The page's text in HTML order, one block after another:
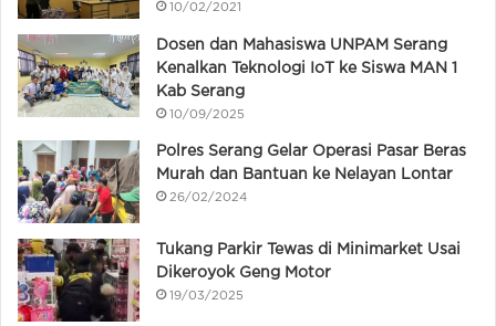
10/02/2021
Dosen dan Mahasiswa UNPAM Serang
Kenalkan Teknologi IoT ke Siswa MAN 1
Kab Serang
10/09/2025
Polres Serang Gelar Operasi Pasar Beras
Murah dan Bantuan ke Nelayan Lontar
26/02/2024
Tukang Parkir Tewas di Minimarket Usai
Dikeroyok Geng Motor
19/03/2025